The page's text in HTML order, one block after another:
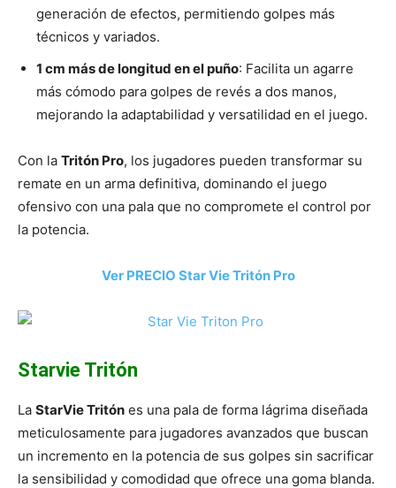
generación de efectos, permitiendo golpes más
técnicos y variados.
1 cm más de longitud en el puño: Facilita un agarre
más cómodo para golpes de revés a dos manos,
mejorando la adaptabilidad y versatilidad en el juego.
Con la Tritón Pro, los jugadores pueden transformar su
remate en un arma definitiva, dominando el juego
ofensivo con una pala que no compromete el control por
la potencia.
Ver PRECIO Star Vie Tritón Pro
Starvie Tritón
La StarVie Tritón es una pala de forma lágrima diseñada
meticulosamente para jugadores avanzados que buscan
un incremento en la potencia de sus golpes sin sacrificar
la sensibilidad y comodidad que ofrece una goma blanda.